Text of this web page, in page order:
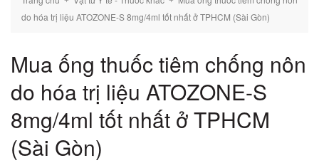
do hóa trị liệu ATOZONE-S 8mg/4ml tốt nhất ở TPHCM (Sài Gòn)
Mua ống thuốc tiêm chống nôn
do hóa trị liệu ATOZONE-S
8mg/4ml tốt nhất ở TPHCM
(Sài Gòn)